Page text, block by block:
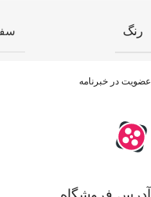
رنگ
عضویت در خبرنامه